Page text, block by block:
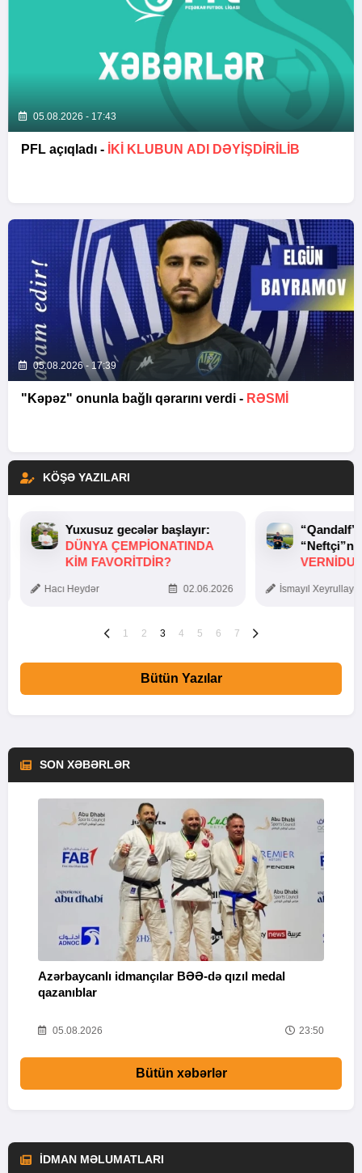
05.08.2026 - 17:43
PFL açıqladı - İKİ KLUBUN ADI DƏYİŞDİRİLİB
05.08.2026 - 17:39
"Kəpəz" onunla bağlı qərarını verdi - RƏSMİ
KÖŞƏ YAZILARI
Yuxusuz gecələr başlayır:
DÜNYA ÇEMPIONATINDA
KIM FAVORITDIR?
Hacı Heydər 02.06.2026 İsmayıl
1 2 3 4 5 6 7
Bütün Yazılar
SON XƏBƏRLƏR
Azərbaycanlı idmançılar BƏƏ-də qızıl medal
qazanıblar
05.08.2026 23:50
Bütün xəbərlər
İDMAN MƏLUMATLARI